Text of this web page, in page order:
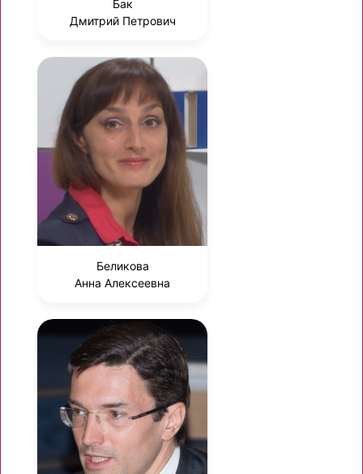
Бак
Дмитрий Петрович
Беликова
Анна Алексеевна